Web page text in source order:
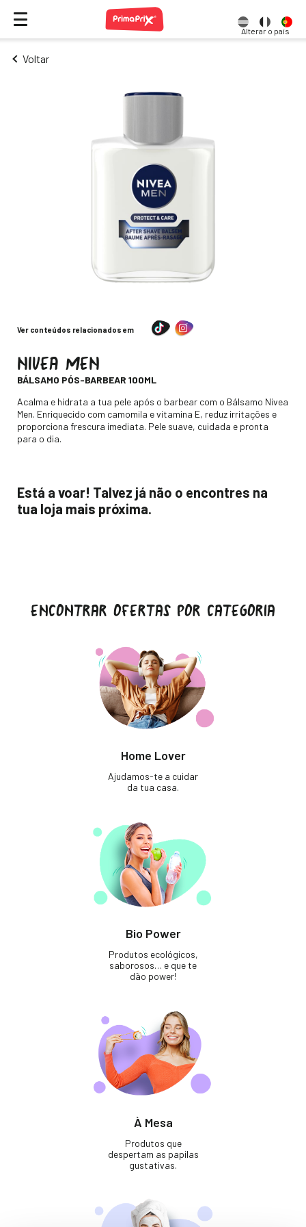
Alterar o país
Voltar
Ver conteúdos relacionados em
NIVEA MEN
BÁLSAMO PÓS-BARBEAR 100ML
Descripción
Acalma e hidrata a tua pele após o barbear com o Bálsamo Nivea
Men. Enriquecido com camomila e vitamina E, reduz irritações e
proporciona frescura imediata. Pele suave, cuidada e pronta
para o dia.
Está a voar! Talvez já não o encontres na
tua loja mais próxima.
ENCONTRAR OFERTAS POR CATEGORIA
Home Lover
Ajudamos-te a cuidar
da tua casa.
Bio Power
Produtos ecológicos,
saborosos… e que te
dão power!
À Mesa
Produtos que
despertam as papilas
gustativas.